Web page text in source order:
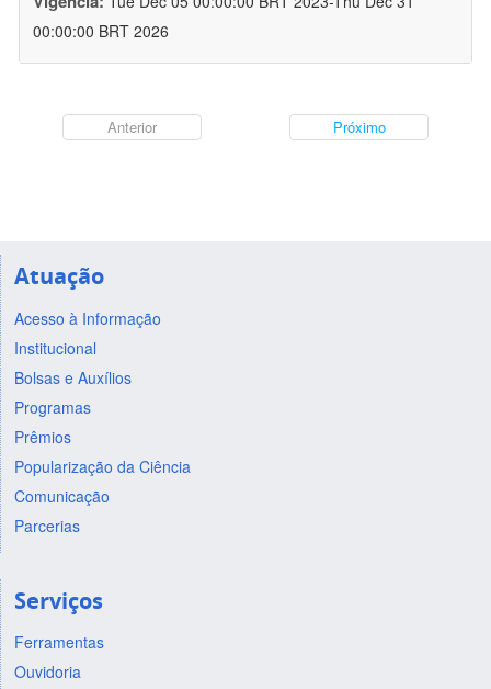
00:00:00 BRT 2026
Anterior Próximo
Atuação
Acesso à Informação
Institucional
Bolsas e Auxílios
Programas
Prêmios
Popularização da Ciência
Comunicação
Parcerias
Serviços
Ferramentas
Ouvidoria